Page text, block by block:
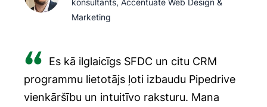
konsultants, Accentuate Web Design &
Marketing
Es kā ilglaicīgs SFDC un citu CRM
programmu lietotājs ļoti izbaudu Pipedrive
vienkāršību un intuitīvo raksturu. Mana